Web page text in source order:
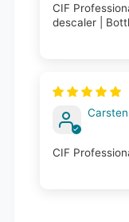
CIF
descaler |
CIF